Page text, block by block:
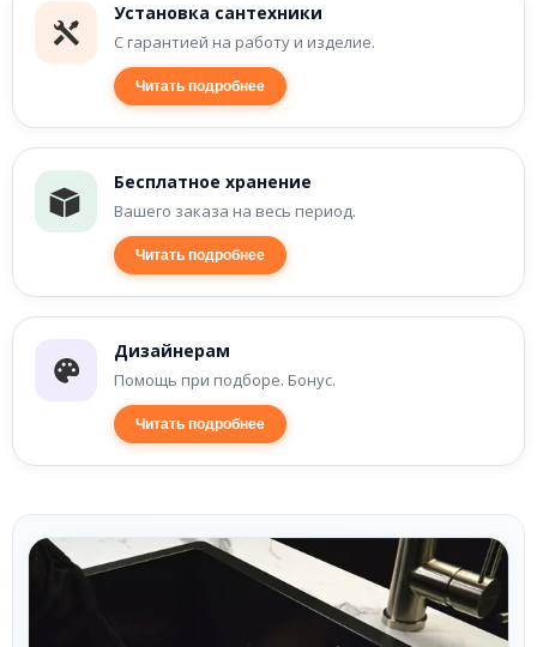
Установка сантехники
С гарантией на работу и изделие.
Читать подробнее
Бесплатное хранение
Вашего заказа на весь период.
Читать подробнее
Дизайнерам
Помощь при подборе. Бонус.
Читать подробнее